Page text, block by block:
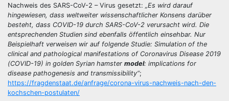
Nachweis des SARS-CoV-2 – Virus gesetzt: „Es wird darauf
hingewiesen, dass weltweiter wissenschaftlicher Konsens darüber
besteht, dass COVID-19 durch SARS-CoV-2 verursacht wird. Die
entsprechenden Studien sind ebenfalls öffentlich einsehbar. Nur
Beispielhaft verweisen wir auf folgende Studie: Simulation of the
clinical and pathological manifestations of Coronavirus Disease 2019
(COVID-19) in golden Syrian hamster model: implications for
disease pathogenesis and transmissibility“;
https://fragdenstaat.de/anfrage/corona-virus-nachweis-nach-den-
kochschen-postulaten/